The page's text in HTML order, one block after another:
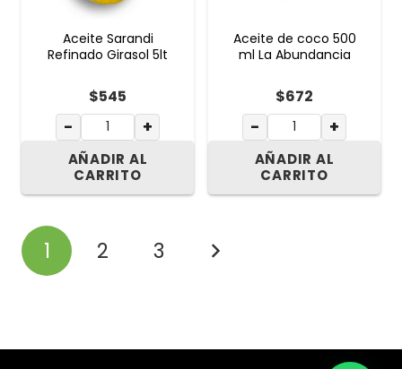
Aceite Sarandi
Refinado Girasol 5lt
$545
− +
AÑADIR AL
CARRITO
Aceite de coco 500
ml La Abundancia
$672
− +
AÑADIR AL
CARRITO
1 2 3